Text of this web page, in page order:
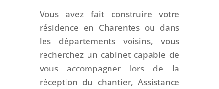
Vous avez fait construire votre
résidence en Charentes ou dans
les départements voisins, vous
recherchez un cabinet capable de
vous accompagner lors de la
réception du chantier, Assistance